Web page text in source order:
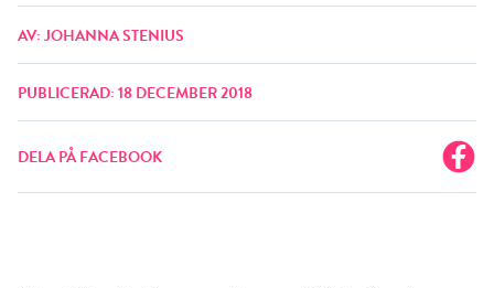
AV: JOHANNA STENIUS
PUBLICERAD: 18 DECEMBER 2018
DELA PÅ FACEBOOK